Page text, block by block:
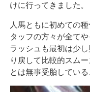
けに行ってきました。
人馬ともに初めての
タッフの方々が全て
ラッシュも最初は少
り戻して比較的スム
とは無事受胎している